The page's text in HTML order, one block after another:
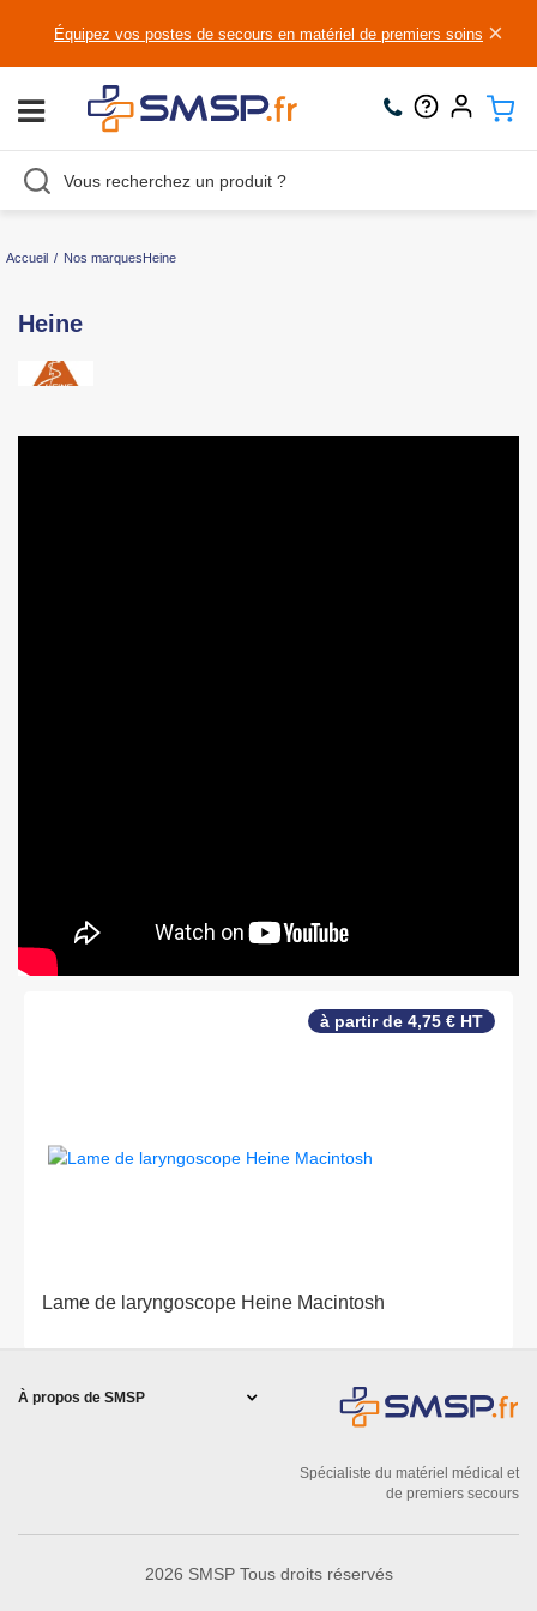
Équipez vos postes de secours en matériel de premiers soins ×
Accueil / Nos marquesHeine
Heine
à partir de 4,75 € HT
Lame de laryngoscope Heine Macintosh
À propos de SMSP
Spécialiste du matériel médical et
de premiers secours
2026 SMSP Tous droits réservés